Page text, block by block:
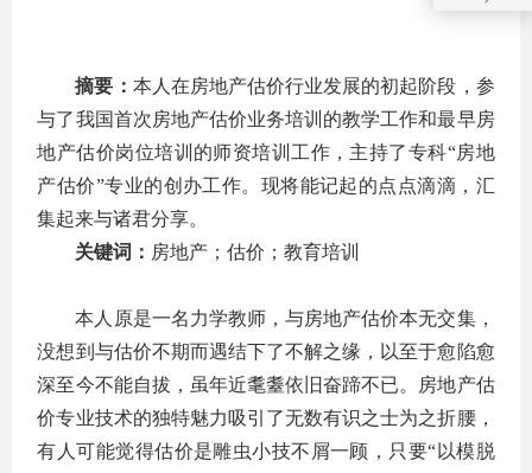
摘要： 本人在房地产估价行业发展的初起阶段，参
与了我国首次房地产估价业务培训的教学工作和最早房
地产估价岗位培训的师资培训工作，主持了专科“房地
产估价”专业的创办工作。现将能记起的点点滴滴，汇
集起来与诸君分享。
关键词： 房地产；估价；教育培训
本人原是一名力学教师，与房地产估价本无交集，
没想到与估价不期而遇结下了不解之缘，以至于愈陷愈
深至今不能自拔，虽年近耄耋依旧奋蹄不已。房地产估
价专业技术的独特魅力吸引了无数有识之士为之折腰，
有人可能觉得估价是雕虫小技不屑一顾，只要“以模脱